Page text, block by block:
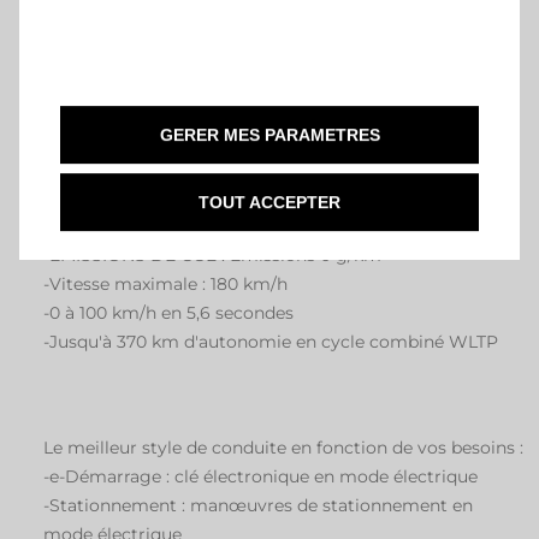
Détails techniques :
-Puissance du moteur : 280 chevaux/345 Nm
-ÉMISSIONS DE CO2 : Émissions 0 g/km
-Vitesse maximale : 180 km/h
-0 à 100 km/h en 5,6 secondes
-Jusqu'à 370 km d'autonomie en cycle combiné WLTP
Le meilleur style de conduite en fonction de vos besoins :
-e-Démarrage : clé électronique en mode électrique
-Stationnement : manœuvres de stationnement en
mode électrique
GERER MES PARAMETRES
TOUT ACCEPTER